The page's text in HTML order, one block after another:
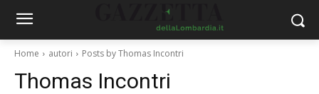
Home autori Posts by Thomas Incontri
Thomas Incontri